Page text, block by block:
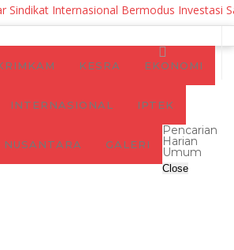
Internasional Bermodus Investasi
KESRA EKONOMI
INTERNASIONAL IPTEK
NUSANTARA GALERI
Pencarian
Harian
Umum
Close